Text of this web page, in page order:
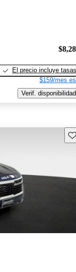
El precio incluye tasas
$159/mes
Verif. disponibilidad